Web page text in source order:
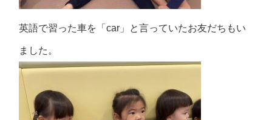
英語で習った車を「car」と言っていたお友だちもい
ました。